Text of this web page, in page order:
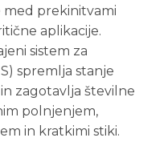
prekinitvami
aplikacije.
sistem za
spremlja stanje
zagotavlja številne
polnjenjem,
in kratkimi stiki.